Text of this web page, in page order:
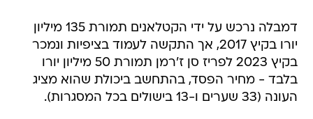
דמבלה נרכש על ידי הקטלאנים תמורת 135 מיליון
יורו בקיץ 2017, אך התקשה לעמוד בציפיות ונמכר
בקיץ 2023 לפריז סן ז'רמן תמורת 50 מיליון יורו
בלבד - מחיר הפסד, בהתחשב ביכולת שהוא מציג
העונה (33 שערים ו-13 בישולים בכל המסגרות).